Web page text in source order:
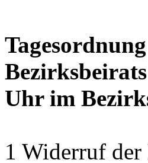
Uhr im
1 Widerruf